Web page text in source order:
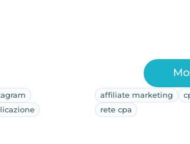
affiliate marketing
rete cpa